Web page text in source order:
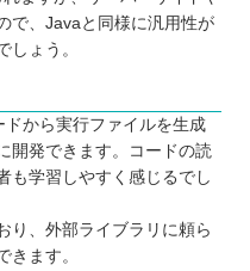
で、Javaと同様に汎用性が
しょう。
から実行ファイルを生成
開発できます。コードの読
も学習しやすく感じるでし
り、外部ライブラリに頼ら
きます。